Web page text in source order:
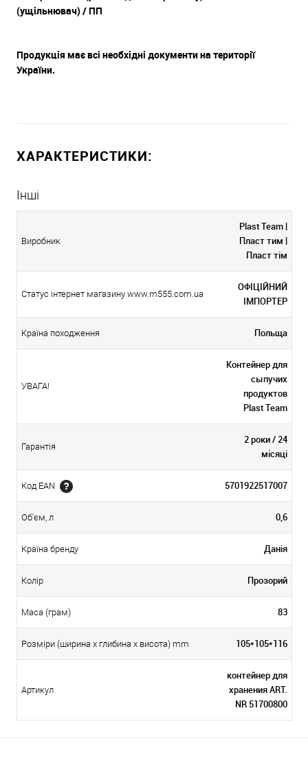
(ущільнювач) / ПП
Продукція має всі необхідні документи на території
України.
ХАРАКТЕРИСТИКИ:
Інші
Виробник
Plast Team |
Пласт тим |
Пласт тім
Статус інтернет магазину www.m555.com.ua
ОФІЦІЙНИЙ
ІМПОРТЕР
Країна походження Польща
УВАГА!
Контейнер для
сыпучих
продуктов
Plast Team
Гарантія
2 роки / 24
місяці
Код EAN 5701922517007
Об'єм, л 0,6
Країна бренду Данія
Колір Прозорий
Маса (грам) 83
Розміри (ширина х глибина х висота) mm 105*105*116
Артикул
контейнер для
хранения ART.
NR 51700800